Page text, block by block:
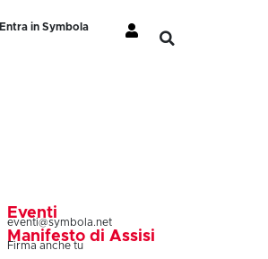
Entra in Symbola
Eventi
eventi@symbola.net
Manifesto di Assisi
Firma anche tu